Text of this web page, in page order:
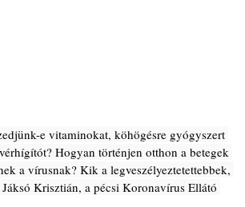
e vitaminokat, köhögésre gyógyszert
Hogyan történjen otthon a betegek
a vírusnak? Kik a legveszélyeztetettebbek,
Krisztián, a pécsi Koronavírus Ellátó